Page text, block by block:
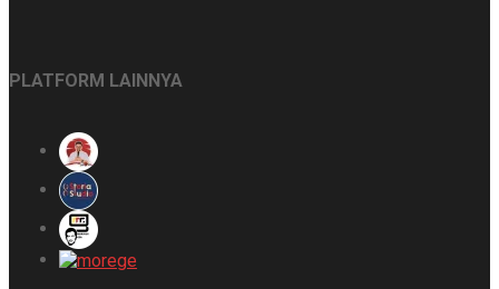
PLATFORM LAINNYA